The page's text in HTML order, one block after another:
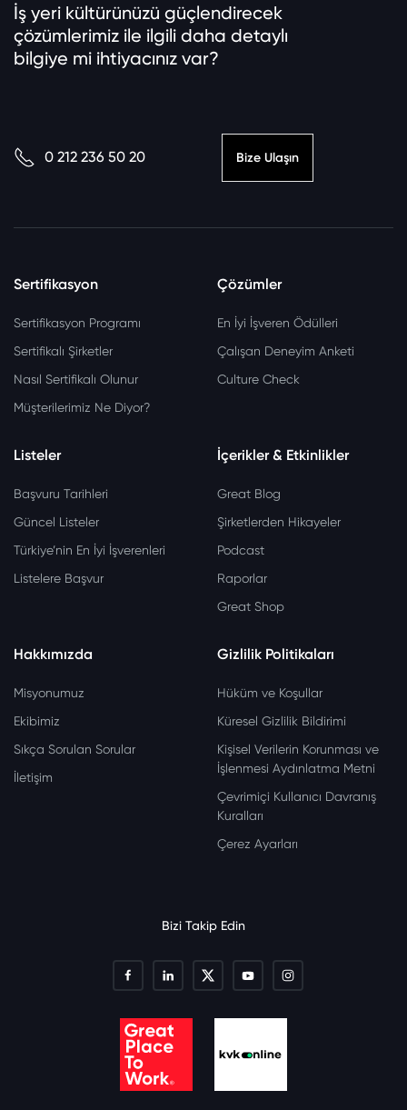
İş yeri kültürünüzü güçlendirecek
çözümlerimiz ile ilgili daha detaylı
bilgiye mi ihtiyacınız var?
0 212 236 50 20 Bize Ulaşın
Sertifikasyon
Sertifikasyon Programı
Sertifikalı Şirketler
Nasıl Sertifikalı Olunur
Müşterilerimiz Ne Diyor?
Çözümler
En İyi İşveren Ödülleri
Çalışan Deneyim Anketi
Culture Check
Listeler
Başvuru Tarihleri
Güncel Listeler
Türkiye’nin En İyi İşverenleri
Listelere Başvur
İçerikler & Etkinlikler
Great Blog
Şirketlerden Hikayeler
Podcast
Raporlar
Great Shop
Hakkımızda
Misyonumuz
Ekibimiz
Sıkça Sorulan Sorular
İletişim
Gizlilik Politikaları
Hüküm ve Koşullar
Küresel Gizlilik Bildirimi
Kişisel Verilerin Korunması ve
İşlenmesi Aydınlatma Metni
Çevrimiçi Kullanıcı Davranış
Kuralları
Çerez Ayarları
Bizi Takip Edin